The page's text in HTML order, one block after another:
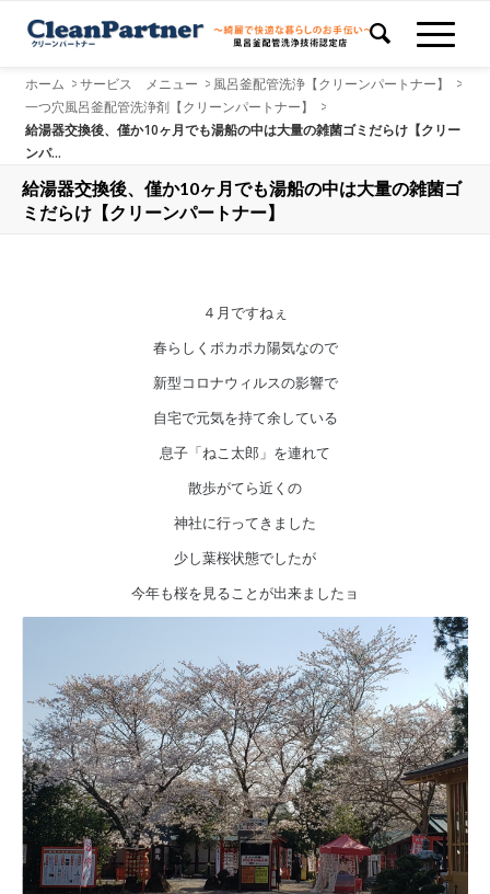
ホーム >サービス メニュー > 風呂釜配管洗浄【クリーンパートナー】
>
一つ穴風呂釜配管洗浄剤【クリーンパートナー】
>
給湯器交換後、僅か10ヶ月でも湯船の中は大量の雑菌ゴミだらけ【クリー
ンパ...
給湯器交換後、僅か10ヶ月でも湯船の中は大量の雑菌ゴ
ミだらけ【クリーンパートナー】
４月ですねぇ
春らしくポカポカ陽気なので
新型コロナウィルスの影響で
自宅で元気を持て余している
息子「ねこ太郎」を連れて
散歩がてら近くの
神社に行ってきました
少し葉桜状態でしたが
今年も桜を見ることが出来ましたョ